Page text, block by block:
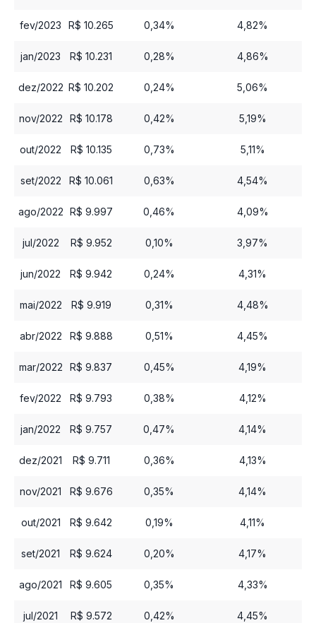
fev/2023 R$ 10.265 0,34% 4,82%
jan/2023 R$ 10.231 0,28% 4,86%
dez/2022 R$ 10.202 0,24% 5,06%
nov/2022 R$ 10.178 0,42% 5,19%
out/2022 R$ 10.135 0,73% 5,11%
set/2022 R$ 10.061 0,63% 4,54%
ago/2022 R$ 9.997 0,46% 4,09%
jul/2022 R$ 9.952 0,10% 3,97%
jun/2022 R$ 9.942 0,24% 4,31%
mai/2022 R$ 9.919 0,31% 4,48%
abr/2022 R$ 9.888 0,51% 4,45%
mar/2022 R$ 9.837 0,45% 4,19%
fev/2022 R$ 9.793 0,38% 4,12%
jan/2022 R$ 9.757 0,47% 4,14%
dez/2021 R$ 9.711 0,36% 4,13%
nov/2021 R$ 9.676 0,35% 4,14%
out/2021 R$ 9.642 0,19% 4,11%
set/2021 R$ 9.624 0,20% 4,17%
ago/2021 R$ 9.605 0,35% 4,33%
jul/2021 R$ 9.572 0,42% 4,45%